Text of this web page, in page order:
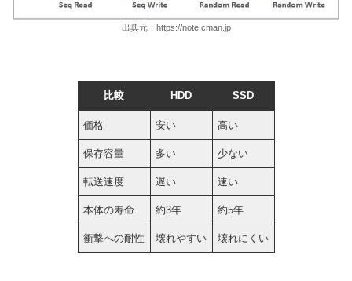
出典元：https://note.cman.jp
比較 HDD SSD
価格 安い 高い
保存容量 多い 少ない
転送速度 遅い 速い
本体の寿命 約3年 約5年
衝撃への耐性 壊れやすい 壊れにくい